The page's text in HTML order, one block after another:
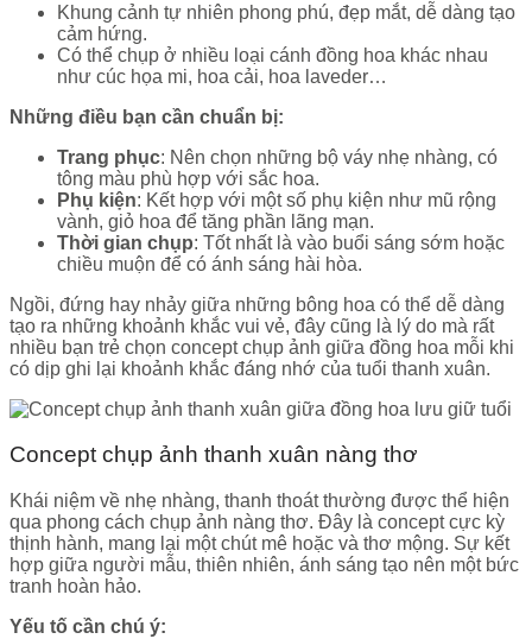
Khung cảnh tự nhiên phong phú, đẹp mắt, dễ dàng tạo
cảm hứng.
Có thể chụp ở nhiều loại cánh đồng hoa khác nhau
như cúc họa mi, hoa cải, hoa laveder…
Những điều bạn cần chuẩn bị:
Trang phục: Nên chọn những bộ váy nhẹ nhàng, có
tông màu phù hợp với sắc hoa.
Phụ kiện: Kết hợp với một số phụ kiện như mũ rộng
vành, giỏ hoa để tăng phần lãng mạn.
Thời gian chụp: Tốt nhất là vào buổi sáng sớm hoặc
chiều muộn để có ánh sáng hài hòa.
Ngồi, đứng hay nhảy giữa những bông hoa có thể dễ dàng
tạo ra những khoảnh khắc vui vẻ, đây cũng là lý do mà rất
nhiều bạn trẻ chọn concept chụp ảnh giữa đồng hoa mỗi khi
có dịp ghi lại khoảnh khắc đáng nhớ của tuổi thanh xuân.
Concept chụp ảnh thanh xuân nàng thơ
Khái niệm về nhẹ nhàng, thanh thoát thường được thể hiện
qua phong cách chụp ảnh nàng thơ. Đây là concept cực kỳ
thịnh hành, mang lại một chút mê hoặc và thơ mộng. Sự kết
hợp giữa người mẫu, thiên nhiên, ánh sáng tạo nên một bức
tranh hoàn hảo.
Yếu tố cần chú ý: